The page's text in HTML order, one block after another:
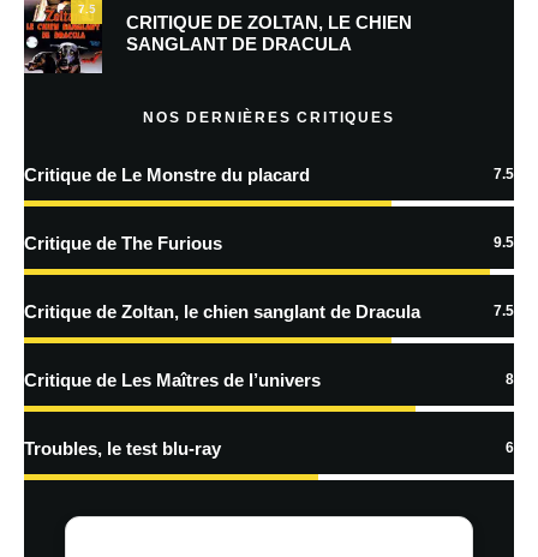
plus sur la façon dont les données de vos commentaires sont
7.5
CRITIQUE DE ZOLTAN, LE CHIEN
SANGLANT DE DRACULA
NOS DERNIÈRES CRITIQUES
Critique de Le Monstre du placard 7.5
Critique de The Furious 9.5
Critique de Zoltan, le chien sanglant de Dracula 7.5
Critique de Les Maîtres de l’univers 8
Troubles, le test blu-ray 6